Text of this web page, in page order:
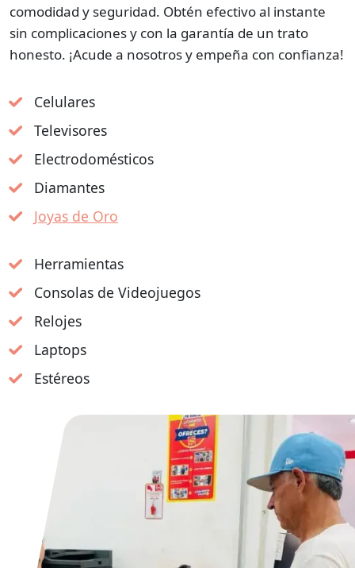
comodidad y seguridad. Obtén efectivo al instante
sin complicaciones y con la garantía de un trato
honesto. ¡Acude a nosotros y empeña con confianza!
Celulares
Televisores
Electrodomésticos
Diamantes
Joyas de Oro
Herramientas
Consolas de Videojuegos
Relojes
Laptops
Estéreos